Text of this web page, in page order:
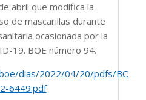
abril que modifica la
de mascarillas durante
ocasionada por la
19. BOE número 94.
dias/2022/04/20/pdfs/BOE-
6449.pdf